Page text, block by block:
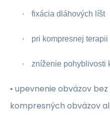
· fixácia dláhových líšt
· pri kompresnej terapii
· zníženie pohyblivosti
• upevnenie obväzov
kompresných obväzov